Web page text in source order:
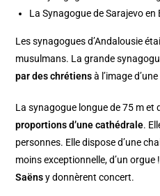
La Synagogue de Sarajevo en
Les synagogues d’Andalousie
musulmans. La grande
par des chrétiensà l’image
La synagogue longue de 75 m et
proportions d’une cathédrale.
personnes. Elle dispose d’une
moins exceptionnelle, d’un orgue !
Saënsy donnèrent concert.